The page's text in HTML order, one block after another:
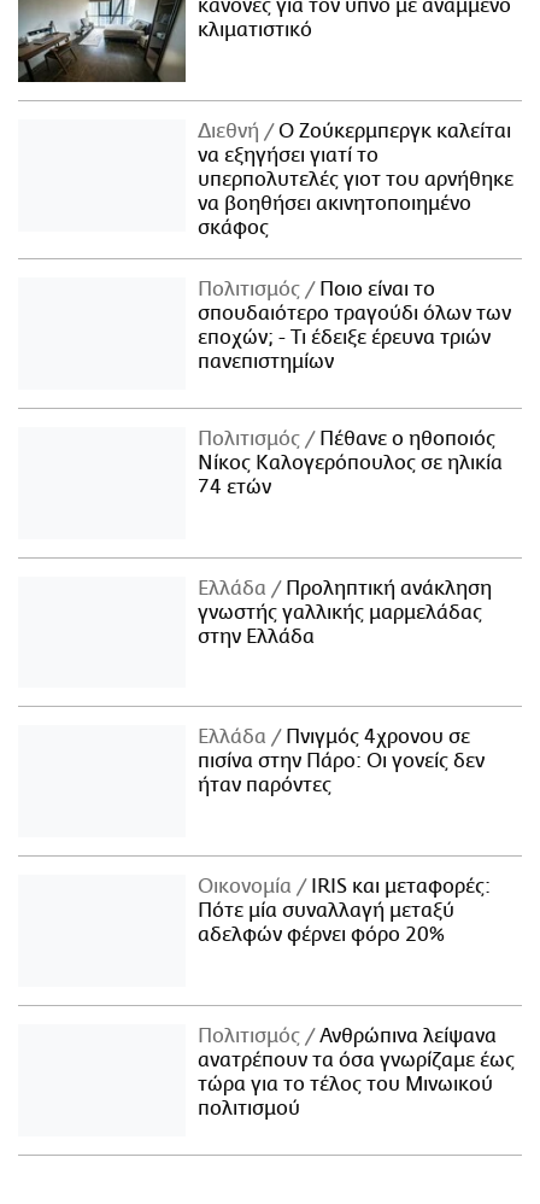
κανόνες για τον ύπνο με αναμμένο
κλιματιστικό
Διεθνή
Ο Ζούκερμπεργκ καλείται
να εξηγήσει γιατί το
υπερπολυτελές γιοτ του αρνήθηκε
να βοηθήσει ακινητοποιημένο
σκάφος
Πολιτισμός
Ποιο είναι το
σπουδαιότερο τραγούδι όλων των
εποχών; - Τι έδειξε έρευνα τριών
πανεπιστημίων
Πολιτισμός
Πέθανε ο ηθοποιός
Νίκος Καλογερόπουλος σε ηλικία
74 ετών
Ελλάδα
Προληπτική ανάκληση
γνωστής γαλλικής μαρμελάδας
στην Ελλάδα
Ελλάδα
Πνιγμός 4χρονου σε
πισίνα στην Πάρο: Οι γονείς δεν
ήταν παρόντες
Οικονομία
IRIS και μεταφορές:
Πότε μία συναλλαγή μεταξύ
αδελφών φέρνει φόρο 20%
Πολιτισμός
Ανθρώπινα λείψανα
ανατρέπουν τα όσα γνωρίζαμε έως
τώρα για το τέλος του Μινωικού
πολιτισμού